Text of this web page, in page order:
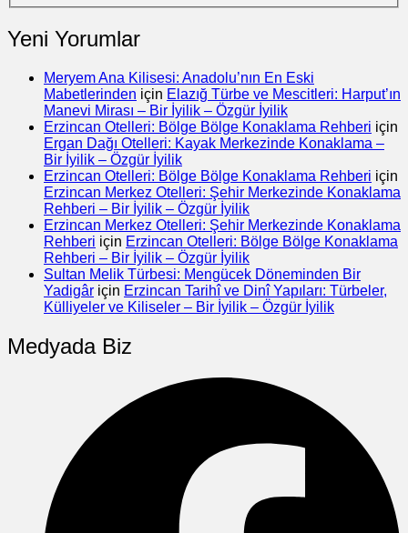
Yeni Yorumlar
Meryem Ana Kilisesi: Anadolu’nın En Eski
Mabetlerinden için Elazığ Türbe ve Mescitleri: Harput’ın
Manevi Mirası – Bir İyilik – Özgür İyilik
Erzincan Otelleri: Bölge Bölge Konaklama Rehberi için
Ergan Dağı Otelleri: Kayak Merkezinde Konaklama –
Bir İyilik – Özgür İyilik
Erzincan Otelleri: Bölge Bölge Konaklama Rehberi için
Erzincan Merkez Otelleri: Şehir Merkezinde Konaklama
Rehberi – Bir İyilik – Özgür İyilik
Erzincan Merkez Otelleri: Şehir Merkezinde Konaklama
Rehberi için Erzincan Otelleri: Bölge Bölge Konaklama
Rehberi – Bir İyilik – Özgür İyilik
Sultan Melik Türbesi: Mengücek Döneminden Bir
Yadigâr için Erzincan Tarihî ve Dinî Yapıları: Türbeler,
Külliyeler ve Kiliseler – Bir İyilik – Özgür İyilik
Medyada Biz